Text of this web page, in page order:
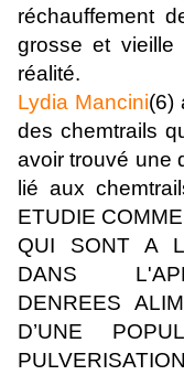
réchauffement
grosse et vieille
réalité.
Lydia Mancini(6)
des chemtrails
avoir trouvé une
lié aux
ETUDIE
QUI SONT A
DANS
DENREES
D’UNE